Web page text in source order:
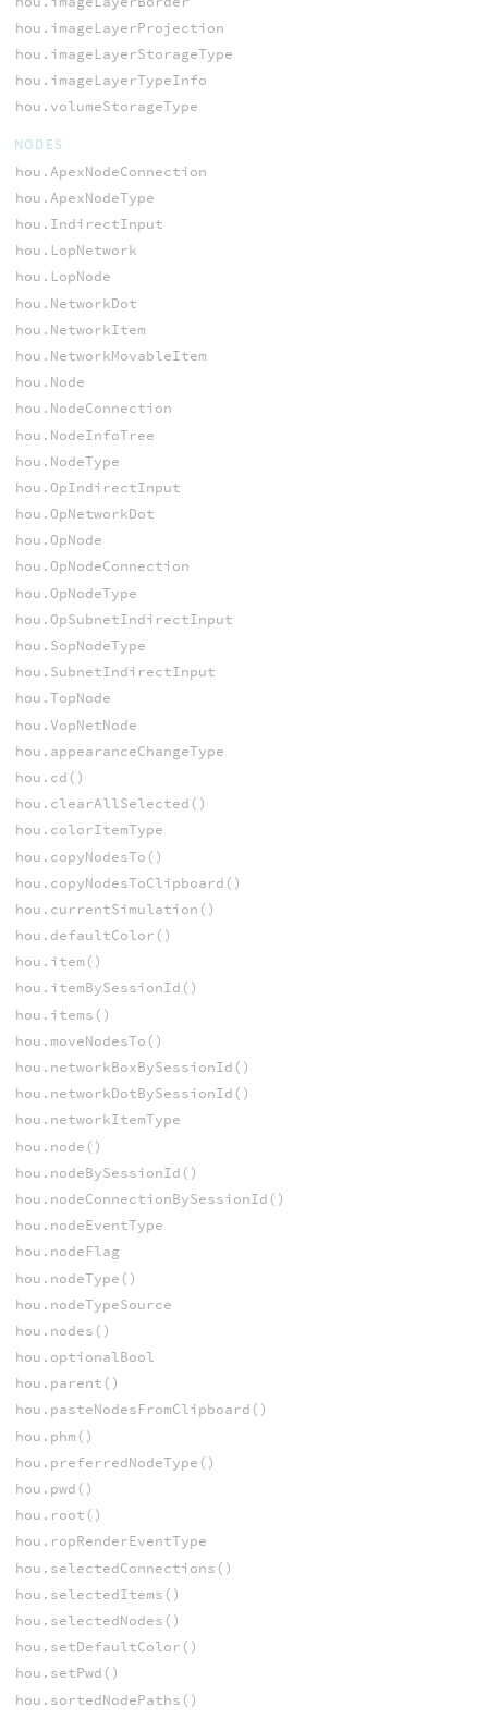
hou.imageLayerProjection
hou.imageLayerStorageType
hou.imageLayerTypeInfo
hou.volumeStorageType
NODES
hou.ApexNodeConnection
hou.ApexNodeType
hou.IndirectInput
hou.LopNetwork
hou.LopNode
hou.NetworkDot
hou.NetworkItem
hou.NetworkMovableItem
hou.Node
hou.NodeConnection
hou.NodeInfoTree
hou.NodeType
hou.OpIndirectInput
hou.OpNetworkDot
hou.OpNode
hou.OpNodeConnection
hou.OpNodeType
hou.OpSubnetIndirectInput
hou.SopNodeType
hou.SubnetIndirectInput
hou.TopNode
hou.VopNetNode
hou.appearanceChangeType
hou.cd()
hou.clearAllSelected()
hou.colorItemType
hou.copyNodesTo()
hou.copyNodesToClipboard()
hou.currentSimulation()
hou.defaultColor()
hou.item()
hou.itemBySessionId()
hou.items()
hou.moveNodesTo()
hou.networkBoxBySessionId()
hou.networkDotBySessionId()
hou.networkItemType
hou.node()
hou.nodeBySessionId()
hou.nodeConnectionBySessionId()
hou.nodeEventType
hou.nodeFlag
hou.nodeType()
hou.nodeTypeSource
hou.nodes()
hou.optionalBool
hou.parent()
hou.pasteNodesFromClipboard()
hou.phm()
hou.preferredNodeType()
hou.pwd()
hou.root()
hou.ropRenderEventType
hou.selectedConnections()
hou.selectedItems()
hou.selectedNodes()
hou.setDefaultColor()
hou.setPwd()
hou.sortedNodePaths()